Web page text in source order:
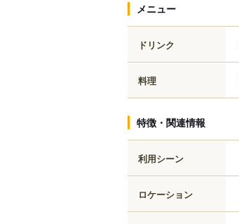
メニュー
ドリンク
料理
特徴・関連情報
利用シーン
ロケーション